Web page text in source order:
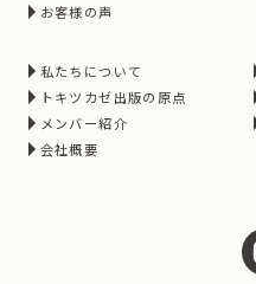
お客様の声
私たちについて
トキツカゼ出版の原点
メンバー紹介
会社概要